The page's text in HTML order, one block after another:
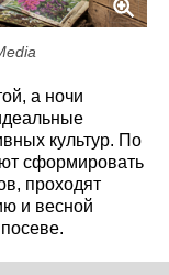
а ночи
культур. По
сформировать
проходят
и весной